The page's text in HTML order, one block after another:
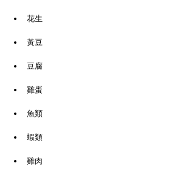
花生
黃豆
豆腐
雞蛋
魚類
蝦類
雞肉